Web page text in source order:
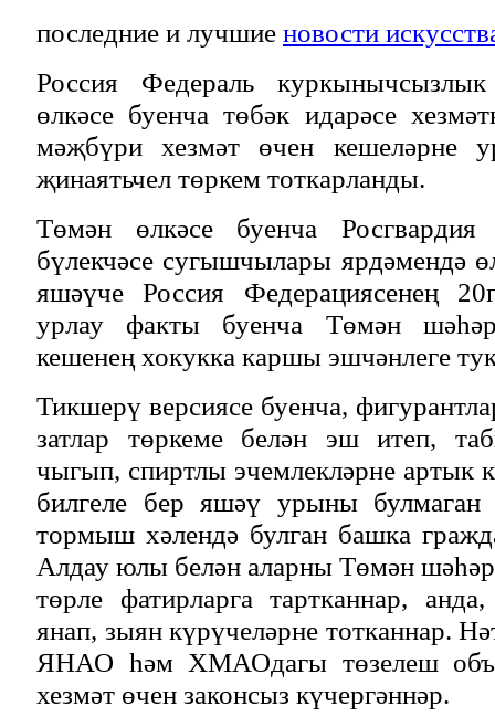
последние и лучшие новости
Россия Федераль
өлкәсе буенча төбәк идарәсе
мәҗбүри хезмәт өчен кешеләрне
җинаятьчел төркем тоткарланды.
Төмән өлкәсе буенча Росгвардия
бүлекчәсе сугышчылары ярдәмендә
яшәүче Россия Федерациясенең
урлау факты буенча Төмән
кешенең хокукка каршы эшчәнлеге
Тикшерү версиясе буенча,
затлар төркеме белән эш итеп,
чыгып, спиртлы эчемлекләрне артык
билгеле бер яшәү урыны
тормыш хәлендә булган башка
Алдау юлы белән аларны Төмән
төрле фатирларга тартканнар,
янап, зыян күрүчеләрне тотканнар.
ЯНАО һәм ХМАОдагы төзелеш
хезмәт өчен законсыз күчергәннәр.